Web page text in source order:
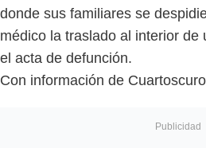
donde sus familiares se
médico la traslado al interior de
el acta de defunción.
Con información de Cuartoscuro